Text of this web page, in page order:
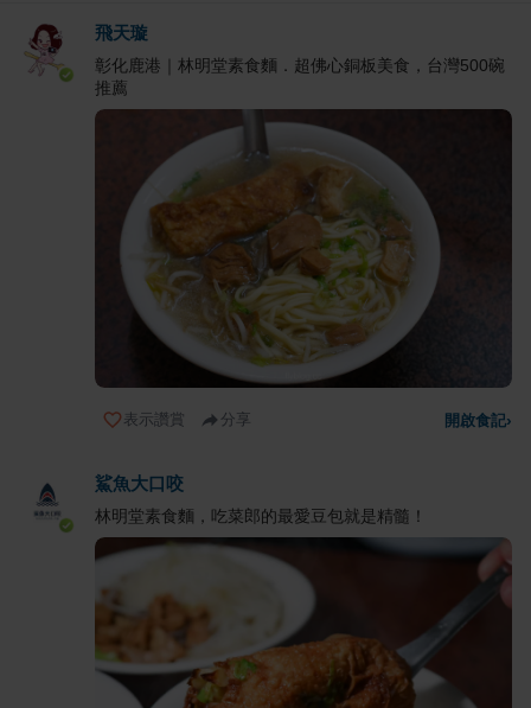
飛天璇
彰化鹿港｜林明堂素食麵．超佛心銅板美食，台灣500碗
推薦
表示讚賞 分享 開啟食記›
鯊魚大口咬
林明堂素食麵，吃菜郎的最愛豆包就是精髓！